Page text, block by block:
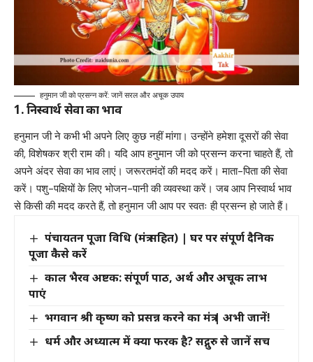
हनुमान जी को प्रसन्न करें: जानें सरल और अचूक उपाय
1. निस्वार्थ सेवा का भाव
हनुमान जी ने कभी भी अपने लिए कुछ नहीं मांगा। उन्होंने हमेशा दूसरों की सेवा
की, विशेषकर श्री राम की। यदि आप हनुमान जी को प्रसन्न करना चाहते हैं, तो
अपने अंदर सेवा का भाव लाएं। जरूरतमंदों की मदद करें। माता-पिता की सेवा
करें। पशु-पक्षियों के लिए भोजन-पानी की व्यवस्था करें। जब आप निस्वार्थ भाव
से किसी की मदद करते हैं, तो हनुमान जी आप पर स्वतः ही प्रसन्न हो जाते हैं।
पंचायतन पूजा विधि (मंत्र सहित) | घर पर संपूर्ण दैनिक
पूजा कैसे करें
काल भैरव अष्टक: संपूर्ण पाठ, अर्थ और अचूक लाभ
पाएं
भगवान श्री कृष्ण को प्रसन्न करने का मंत्र | अभी जानें!
धर्म और अध्यात्म में क्या फरक है? सद्गुरु से जानें सच